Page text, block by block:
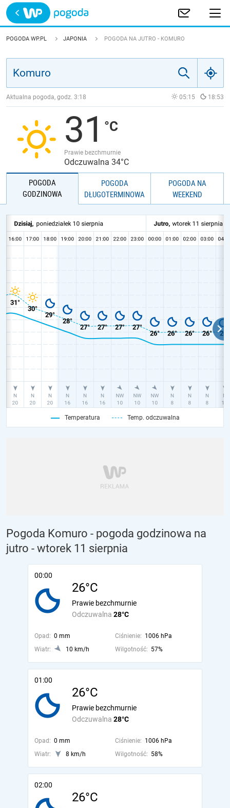
Trwa ładowanie
POLSKA
JAKOŚĆ POWIETRZA
POGODA WP.PL JAPONIA POGODA NA JUTRO - KOMURO
Aktualna pogoda, godz. 3:18 05:15 18:53
31
Prawie bezchmurnie
Odczuwalna 34°C
POGODA
GODZINOWA
POGODA
DŁUGOTERMINOWA
POGODA NA
WEEKEND
Temperatura Temp. odczuwalna
Pogoda Komuro - pogoda godzinowa na
jutro - wtorek 11 sierpnia
00:00
26°C
Odczuwalna 28°C
Prawie bezchmurnie
Opad: 0 mm Ciśnienie: 1006 hPa
Wiatr:
10 km/h Wilgotność: 57%
01:00
26°C
Odczuwalna 28°C
Prawie bezchmurnie
Opad: 0 mm Ciśnienie: 1006 hPa
Wiatr:
8 km/h Wilgotność: 58%
02:00
26°C